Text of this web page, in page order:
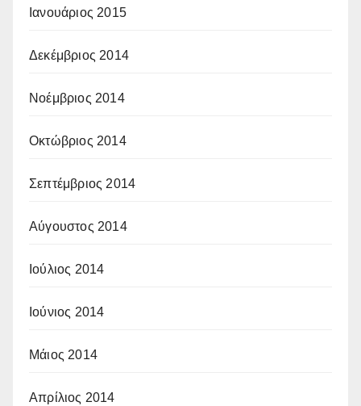
Ιανουάριος 2015
Δεκέμβριος 2014
Νοέμβριος 2014
Οκτώβριος 2014
Σεπτέμβριος 2014
Αύγουστος 2014
Ιούλιος 2014
Ιούνιος 2014
Μάιος 2014
Απρίλιος 2014